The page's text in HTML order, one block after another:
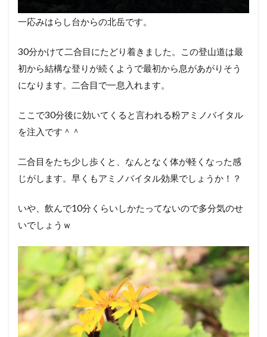
一応みはらし台からの北岳です。
30分かけて二合目にたどり着きました。この登山道は最
初から結構な登りが続くようで最初から息があがりそう
になります。二合目で一息入れます。
ここで30分後に効いてくると言われる粉アミノバイタル
を注入です＾＾
二合目をたち少し歩くと、なんとなく体が軽くなった感
じがします。早くもアミノバイタル効果でしょうか！？
いや、飲んで10分くらいしかたってないので多分気のせ
いでしょうｗ